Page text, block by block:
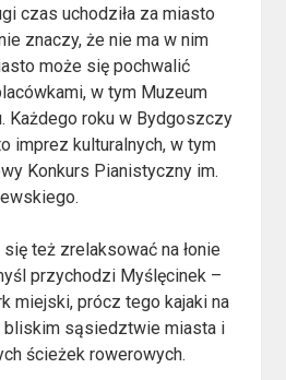
czas uchodziła za miasto
znaczy, że nie ma w nim
może się pochwalić
w tym Muzeum
Każdego roku w Bydgoszczy
imprez kulturalnych, w tym
Konkurs Pianistyczny im.
też zrelaksować na łonie
przychodzi Myślęcinek –
miejski, prócz tego kajaki na
bliskim sąsiedztwie miasta i
ścieżek rowerowych.